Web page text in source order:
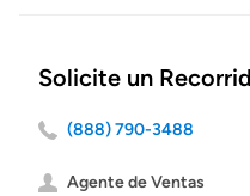
Solicite un
(888) 790-3488
Agente de Ventas